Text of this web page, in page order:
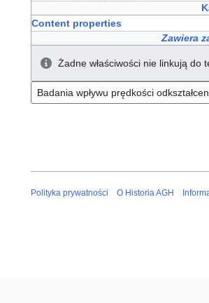
Content properties
Zawiera
Żadne właściwości nie linkują do
Polityka prywatności O Historia AGH